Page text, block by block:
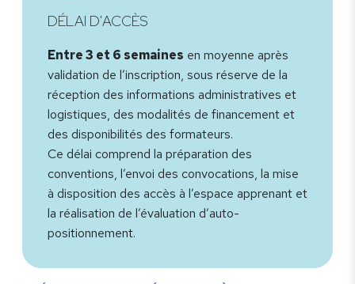
DÉLAI D'ACCÈS
Entre 3 et 6 semaines en moyenne après
validation de l’inscription, sous réserve de la
réception des informations administratives et
logistiques, des modalités de financement et
des disponibilités des formateurs.
Ce délai comprend la préparation des
conventions, l’envoi des convocations, la mise
à disposition des accès à l’espace apprenant et
la réalisation de l’évaluation d’auto-
positionnement.